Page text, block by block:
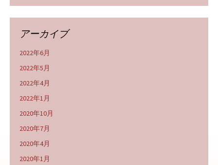
アーカイブ
2022年6月
2022年5月
2022年4月
2022年1月
2020年10月
2020年7月
2020年4月
2020年1月